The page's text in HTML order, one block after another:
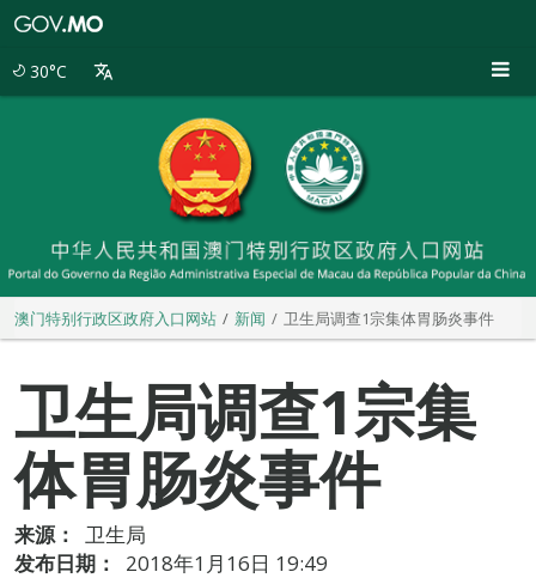
30°C
澳门特别行政区政府入口网站 新闻 卫生局调查1宗集体胃肠炎事件
卫生局调查1宗集
体胃肠炎事件
来源：
卫生局
发布日期：
2018年1月16日 19:49